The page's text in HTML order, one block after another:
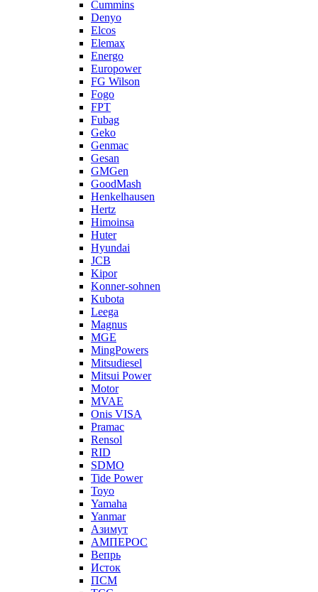
Cummins
Denyo
Elcos
Elemax
Energo
Europower
FG Wilson
Fogo
FPT
Fubag
Geko
Genmac
Gesan
GMGen
GoodMash
Henkelhausen
Hertz
Himoinsa
Huter
Hyundai
JCB
Kipor
Konner-sohnen
Kubota
Leega
Magnus
MGE
MingPowers
Mitsudiesel
Mitsui Power
Motor
MVAE
Onis VISA
Pramac
Rensol
RID
SDMO
Tide Power
Toyo
Yamaha
Yanmar
Азимут
АМПЕРОС
Вепрь
Исток
ПСМ